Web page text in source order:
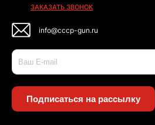
ЗАКАЗАТЬ ЗВОНОК
info@cccp-gun.ru
Подписаться на рассылку